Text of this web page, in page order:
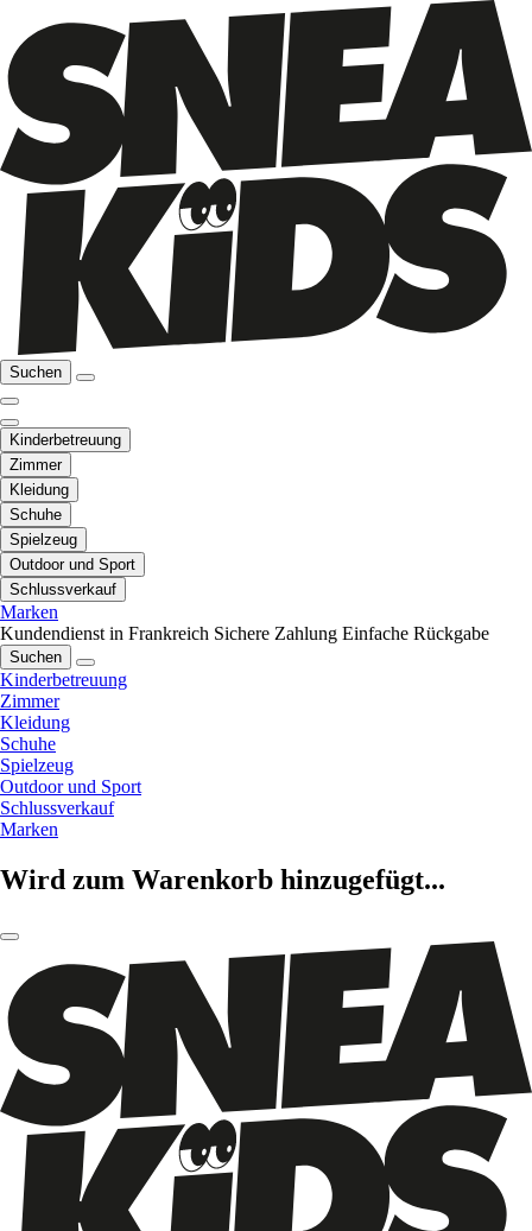
Suchen
Kinderbetreuung
Zimmer
Kleidung
Schuhe
Spielzeug
Outdoor und Sport
Schlussverkauf
Marken
Kundendienst in Frankreich Sichere Zahlung Einfache Rückgabe
Suchen
Kinderbetreuung
Zimmer
Kleidung
Schuhe
Spielzeug
Outdoor und Sport
Schlussverkauf
Marken
Wird zum Warenkorb hinzugefügt...